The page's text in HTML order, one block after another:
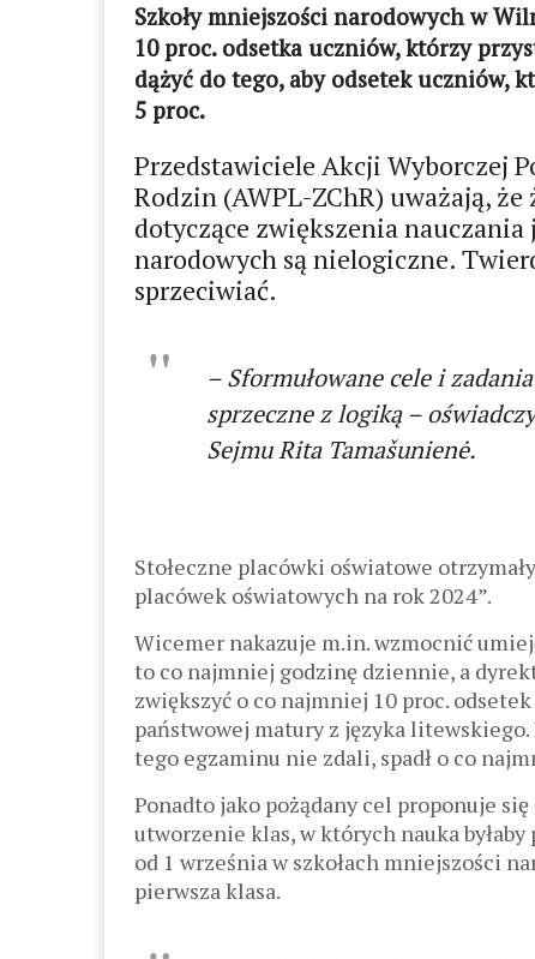
Szkoły mniejszości narodowych w
10 proc. odsetka uczniów, którzy
dążyć do tego, aby odsetek uczniów,
5 proc.
Przedstawiciele Akcji Wyborczej
Rodzin (AWPL-ZChR) uważają,
dotyczące zwiększenia
narodowych są nielogiczne.
sprzeciwiać.
– Sformułowane cele i
sprzeczne z logiką –
Sejmu Rita Tamašunienė.
Stołeczne placówki oświatowe
placówek oświatowych na rok 2024”.
Wicemer nakazuje m.in. wzmocnić
to co najmniej godzinę dziennie, a
zwiększyć o co najmniej 10 proc.
państwowej matury z języka
tego egzaminu nie zdali, spadł o co
Ponadto jako pożądany cel proponuje
utworzenie klas, w których nauka
od 1 września w szkołach mniejszości
pierwsza klasa.